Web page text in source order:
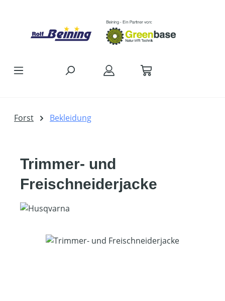
Forst Bekleidung
Trimmer- und
Freischneiderjacke
Bildergalerie überspringen